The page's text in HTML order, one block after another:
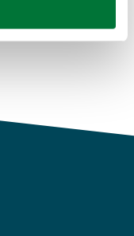
se procesan sus
sitio web con
y análisis